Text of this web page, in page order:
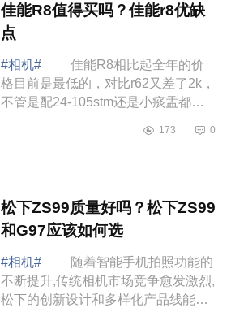
佳能R8值得买吗？佳能r8优缺
点
#相机#
佳能R8相比起全年的价
格目前是最低的，对比r62又差了2k，
不管是配24-105stm还是小痰盂都是
绍下佳能R8值得买吗？佳能r8优缺
173 0
松下ZS99质量好吗？松下ZS99
和G97应该如何选
#相机#
随着智能手机拍照功能的
不断提升,传统相机市场竞争愈发激烈,
松下的创新设计和多样化产品线能否